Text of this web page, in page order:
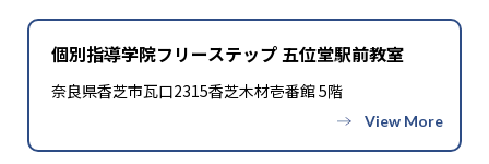
個別指導学院フリーステップ 五位堂駅前教室
奈良県香芝市瓦口2315香芝木材壱番館 5階